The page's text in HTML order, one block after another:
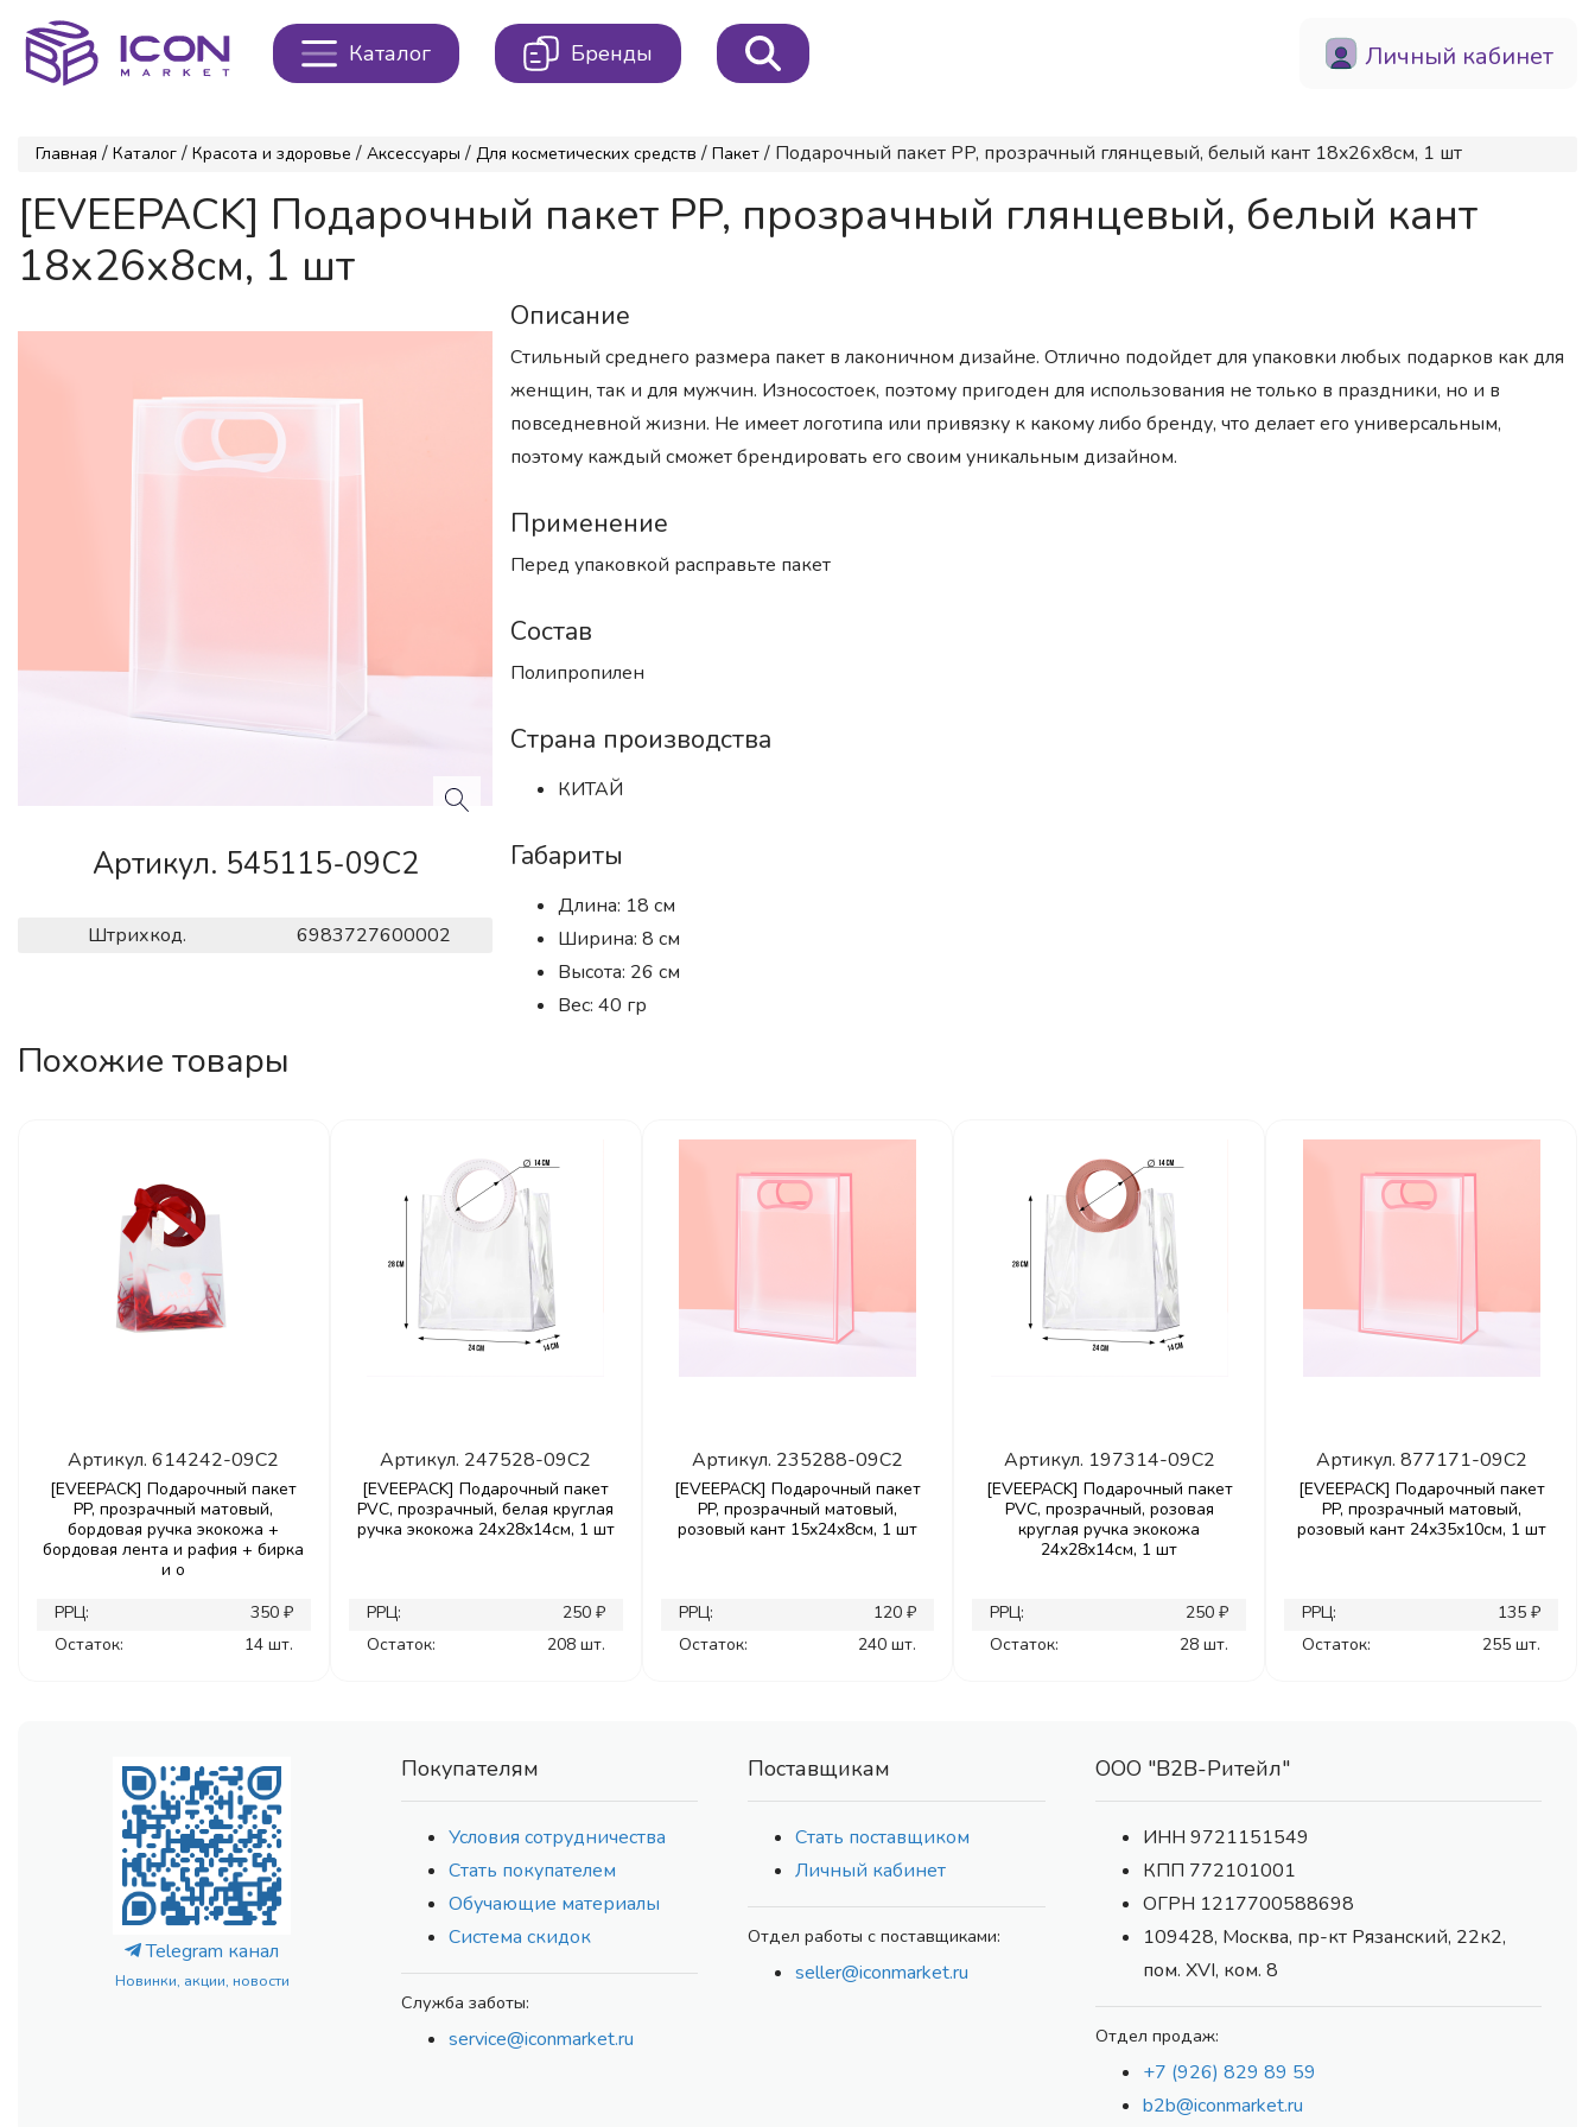
Каталог Бренды Личный кабинет
Главная / Каталог / Красота и здоровье / Аксессуары / Для косметических средств / Пакет / Подарочный пакет PP, прозрачный глянцевый, белый кант 18x26x8см, 1 шт
[EVEEPACK] Подарочный пакет PP, прозрачный глянцевый, белый кант
18x26x8см, 1 шт
Артикул. 545115-09C2
Штрихкод. 6983727600002
Описание
Стильный среднего размера пакет в лаконичном дизайне. Отлично подойдет для упаковки любых подарков как для
женщин, так и для мужчин. Износостоек, поэтому пригоден для использования не только в праздники, но и в
повседневной жизни. Не имеет логотипа или привязку к какому либо бренду, что делает его универсальным,
поэтому каждый сможет брендировать его своим уникальным дизайном.
Применение
Перед упаковкой расправьте пакет
Состав
Полипропилен
Страна производства
КИТАЙ
Габариты
Длина: 18 см
Ширина: 8 см
Высота: 26 см
Вес: 40 гр
Похожие товары
Артикул.614242-09C2
[EVEEPACK] Подарочный пакет
PP, прозрачный матовый,
бордовая ручка экокожа +
бордовая лента и рафия + бирка
и о
РРЦ:
350 ₽
Остаток:
14 шт.
Артикул. 247528-09C2
[EVEEPACK] Подарочный пакет
PVC, прозрачный, белая круглая
ручка экокожа 24x28x14см, 1 шт
РРЦ:
250 ₽
Остаток:
208 шт.
Артикул. 235288-09C2
[EVEEPACK] Подарочный пакет
PP, прозрачный матовый,
розовый кант 15x24x8см, 1 шт
РРЦ:
120 ₽
Остаток:
240 шт.
Артикул. 197314-09C2
[EVEEPACK] Подарочный пакет
PVC, прозрачный, розовая
круглая ручка экокожа
24x28x14см, 1 шт
РРЦ:
250 ₽
Остаток:
28 шт.
Артикул. 877171-09C2
[EVEEPACK] Подарочный пакет
PP, прозрачный матовый,
розовый кант 24x35x10см, 1 шт
РРЦ:
135 ₽
Остаток:
255 шт.
Telegram канал
Новинки, акции, новости
Покупателям
Условия сотрудничества
Стать покупателем
Обучающие материалы
Система скидок
Служба заботы:
service@iconmarket.ru
Поставщикам
Стать поставщиком
Личный кабинет
Отдел работы с поставщиками:
seller@iconmarket.ru
ООО "В2В-Ритейл"
ИНН 9721151549
КПП 772101001
ОГРН 1217700588698
109428, Москва, пр-кт Рязанский, 22к2,
пом. XVI, ком. 8
Отдел продаж:
+7 (926) 829 89 59
b2b@iconmarket.ru